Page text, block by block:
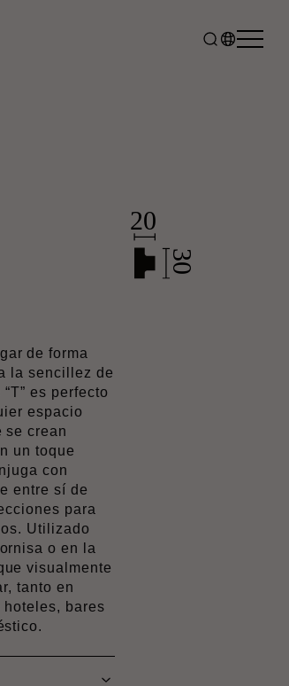
de forma
la sencillez de
es perfecto
espacio
se crean
un toque
con
entre sí de
para
Utilizado
o en la
visualmente
tanto en
bares